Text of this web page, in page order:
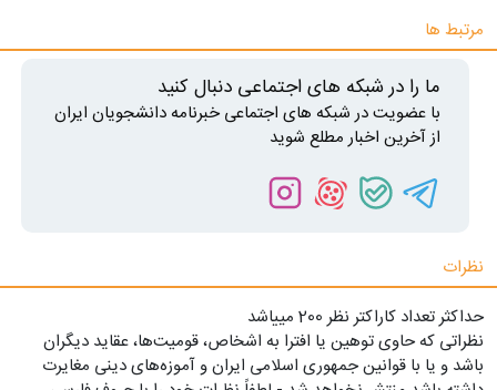
مرتبط ها
ما را در شبکه های اجتماعی دنبال کنید
با عضویت در شبکه های اجتماعی خبرنامه دانشجویان ایران
از آخرین اخبار مطلع شوید
نظرات
حداکثر تعداد کاراکتر نظر 200 ميياشد
نظراتی که حاوی توهین یا افترا به اشخاص، قومیت‌ها، عقاید دیگران
باشد و یا با قوانین جمهوری اسلامی ایران و آموزه‌های دینی مغایرت